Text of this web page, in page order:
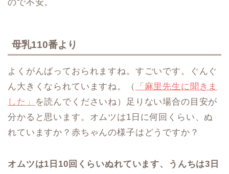
ので不安。
母乳110番より
よくがんばっておられますね。すごいです。ぐんぐ
ん大きくなられていますね。（
「麻里先生に聞きま
した」
を読んでくださいね）足りない場合の目安が
分かると思います。オムツは1日に何回くらい、ぬ
れていますか？赤ちゃんの様子はどうですか？
オムツは1日10回くらいぬれています、うんちは3日